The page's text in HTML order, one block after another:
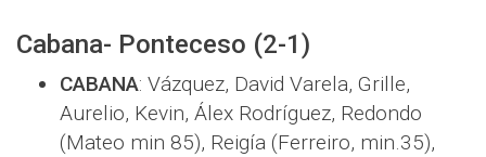
Cabana- Ponteceso (2-1)
CABANA: Vázquez, David Varela, Grille,
Aurelio, Kevin, Álex Rodríguez, Redondo
(Mateo min 85), Reigía (Ferreiro, min.35),